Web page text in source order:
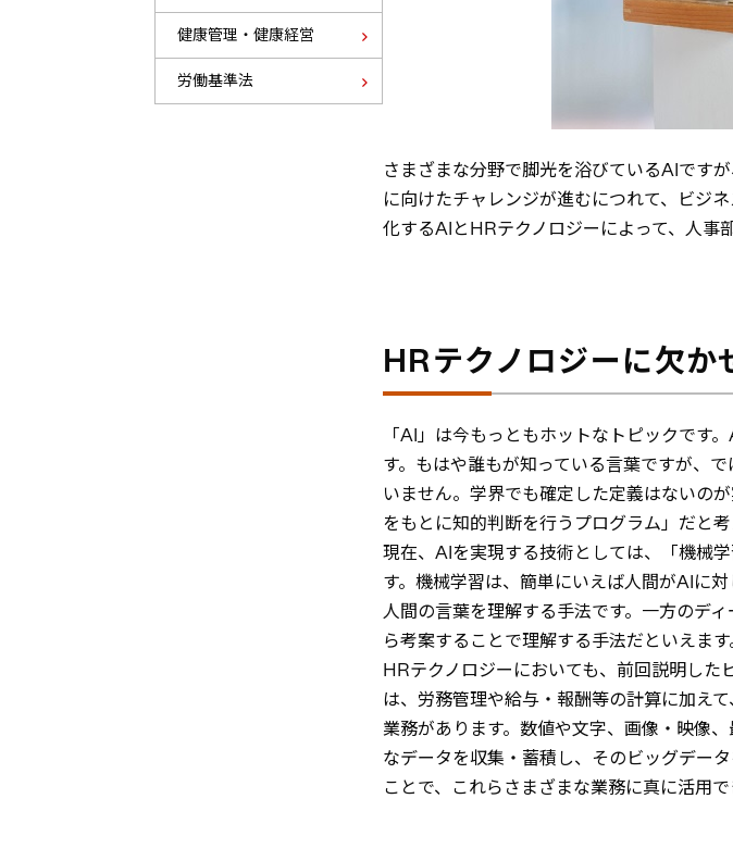
健康管理・健康経営
労働基準法
さまざまな分野で脚光を浴びているAIです
に向けたチャレンジが進むにつれて、ビジ
化するAIとHRテクノロジーによって、人事
HRテクノロジーに欠か
「AI」は今もっともホットなトピックで
す。もはや誰もが知っている言葉ですが、
いません。学界でも確定した定義はないの
をもとに知的判断を行うプログラム」だと
現在、AIを実現する技術としては、「機械
す。機械学習は、簡単にいえば人間がAIに
人間の言葉を理解する手法です。一方のデ
ら考案することで理解する手法だといえます
HRテクノロジーにおいても、前回説明した
は、労務管理や給与・報酬等の計算に加え
業務があります。数値や文字、画像・映像
なデータを収集・蓄積し、そのビッグデー
ことで、これらさまざまな業務に真に活用